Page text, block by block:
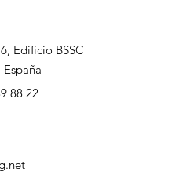
Edificio BSSC
España
88 22